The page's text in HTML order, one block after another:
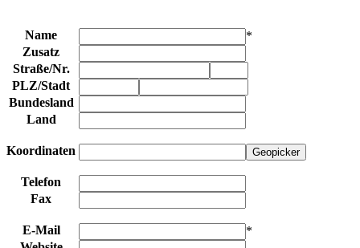
Name
*
Zusatz
Straße/Nr.
PLZ/Stadt
Bundesland
Land
Koordinaten Geopicker
Telefon
Fax
E-Mail
*